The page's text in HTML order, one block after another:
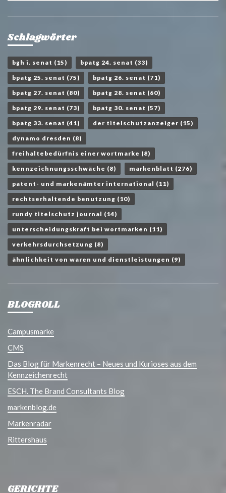
Schlagwörter
bgh i. senat (15) bpatg 24. senat (33)
bpatg 25. senat (75) bpatg 26. senat (71)
bpatg 27. senat (80) bpatg 28. senat (60)
bpatg 29. senat (73) bpatg 30. senat (57)
bpatg 33. senat (41) der titelschutzanzeiger (15)
dynamo dresden (8)
freihaltebedürfnis einer wortmarke (8)
kennzeichnungsschwäche (8) markenblatt (276)
patent- und markenämter international (11)
rechtserhaltende benutzung (10)
rundy titelschutz journal (14)
unterscheidungskraft bei wortmarken (11)
verkehrsdurchsetzung (8)
ähnlichkeit von waren und dienstleistungen (9)
BLOGROLL
Campusmarke
CMS
Das Blog für Markenrecht – Neues und Kurioses aus dem
Kennzeichenrecht
ESCH. The Brand Consultants Blog
markenblog.de
Markenradar
Rittershaus
GERICHTE